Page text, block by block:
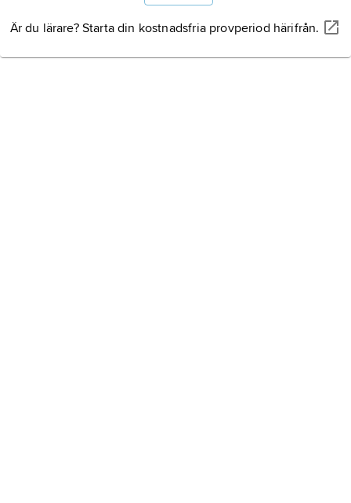
Är du lärare? Starta din kostnadsfria provperiod härifrån.